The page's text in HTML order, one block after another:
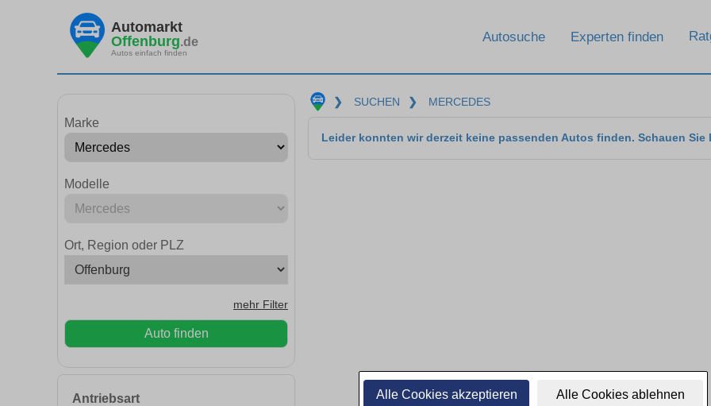
Alle Cookies akzeptieren Alle Cookies ablehnen
Automarkt
Offenburg.de
Autos einfach finden
Autosuche Experten finden
Marke
Modelle
Ort, Region oder PLZ
mehr Filter
Auto finden
Antriebsart
❯ SUCHEN ❯ MERCEDES
Leider konnten wir derzeit keine passenden Autos finden. Schauen Sie